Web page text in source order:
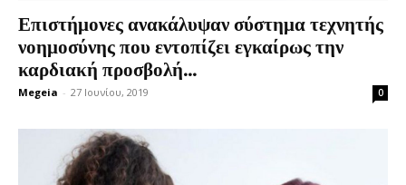
Επιστήμονες ανακάλυψαν σύστημα τεχνητής
νοημοσύνης που εντοπίζει εγκαίρως την
καρδιακή προσβολή...
Megeia - 27 Ιουνίου, 2019 0